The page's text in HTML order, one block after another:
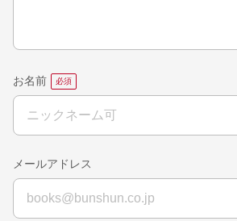
お名前
メールアドレス